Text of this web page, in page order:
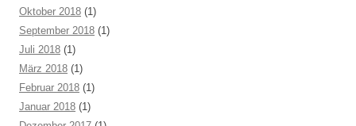
Oktober 2018 (1)
September 2018 (1)
Juli 2018 (1)
März 2018 (1)
Februar 2018 (1)
Januar 2018 (1)